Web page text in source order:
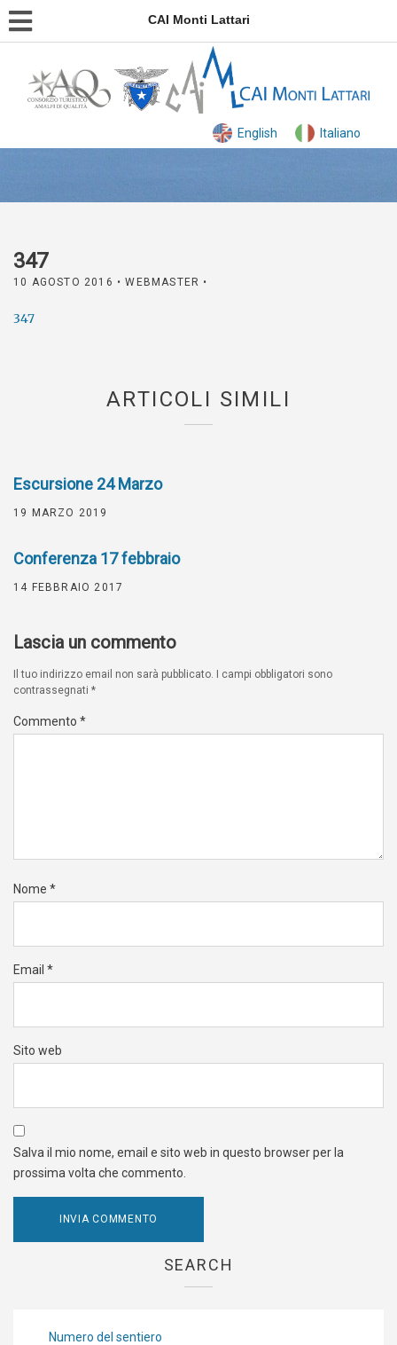
CAI Monti Lattari
English Italiano
347
10 AGOSTO 2016 • WEBMASTER •
347
ARTICOLI SIMILI
Escursione 24 Marzo
19 MARZO 2019
Conferenza 17 febbraio
14 FEBBRAIO 2017
Lascia un commento
Il tuo indirizzo email non sarà pubblicato. I campi obbligatori sono
contrassegnati *
Commento *
Nome *
Email *
Sito web
Salva il mio nome, email e sito web in questo browser per la
prossima volta che commento.
SEARCH
Numero del sentiero